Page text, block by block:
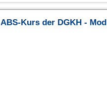
ABS-Kurs der DGKH -